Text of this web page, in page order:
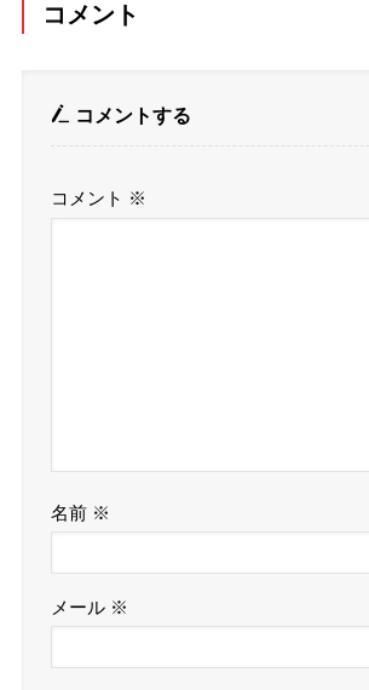
コメント
コメントする
コメント ※
名前 ※
メール ※